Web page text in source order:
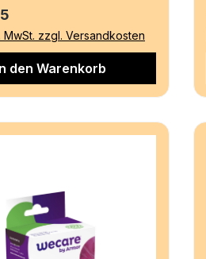
Preis:
MwSt. zzgl. Versandkosten
den Warenkorb